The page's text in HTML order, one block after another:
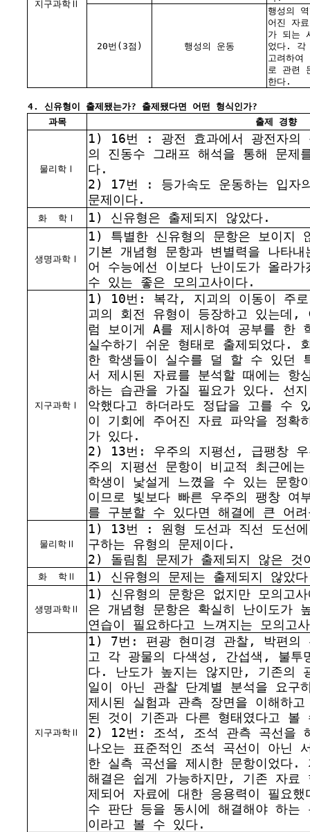
지구과학Ⅱ
20번(3점) 행성의 운동
행성의
어진 자
가 되는
었다. 각
고려하여
로 관련
한다.
4. 신유형이 출제됐는가? 출제됐다면 어떤 형식인가?
과목
출제 경향
물리학Ⅰ
1) 16번 : 광전 효과에서 광전자의
의 진동수 그래프 해석을 통해 문제
다.
2) 17번 : 등가속도 운동하는 입자
문제이다.
화 학Ⅰ 1) 신유형은 출제되지 않았다.
생명과학Ⅰ
1) 특별한 신유형의 문항은 보이지
기본 개념형 문항과 변별력을 나타
어 수능에선 이보다 난이도가 올라
수 있는 좋은 모의고사이다.
지구과학Ⅰ
1) 10번: 복각, 지괴의 이동이 주
괴의 회전 유형이 등장하고 있는데,
럼 보이게 A를 제시하여 공부를 한
실수하기 쉬운 형태로 출제되었다.
한 학생들이 실수를 덜 할 수 있던
서 제시된 자료를 분석할 때에는 항
하는 습관을 가질 필요가 있다. 선
악했다고 하더라도 정답을 고를 수
이 기회에 주어진 자료 파악을 정확
가 있다.
2) 13번: 우주의 지평선, 급팽창 우
주의 지평선 문항이 비교적 최근에
학생이 낯설게 느꼈을 수 있는 문항
이므로 빛보다 빠른 우주의 팽창 여
를 구분할 수 있다면 해결에 큰 어
물리학Ⅱ
1) 13번 : 원형 도선과 직선 도선에
구하는 유형의 문제이다.
2) 돌림힘 문제가 출제되지 않은 것
화 학Ⅱ 1) 신유형의 문제는 출제되지 않았
생명과학Ⅱ
1) 신유형의 문항은 없지만 모의고
은 개념형 문항은 확실히 난이도가
연습이 필요하다고 느껴지는 모의고
지구과학Ⅱ
1) 7번: 편광 현미경 관찰, 박편의
고 각 광물의 다색성, 간섭색, 불투
다. 난도가 높지는 않지만, 기존의
일이 아닌 관찰 단계별 분석을 요구
제시된 실험과 관측 장면을 이해하
된 것이 기존과 다른 형태였다고 볼
2) 12번: 조석, 조석 관측 곡선을
나오는 표준적인 조석 곡선이 아닌
한 실측 곡선을 제시한 문항이었다.
해결은 쉽게 가능하지만, 기존 자료
제되어 자료에 대한 응용력이 필요
수 판단 등을 동시에 해결해야 하는
이라고 볼 수 있다.